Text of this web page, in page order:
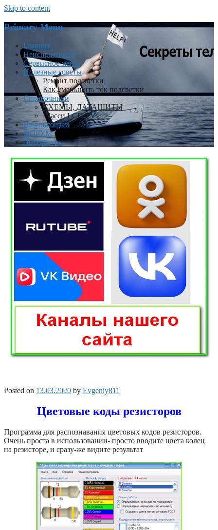
Skip to content
Primary Menu
Главная
Неисправности
Сервисное меню
Полезные советы
Ремонт подсветки
Как уменьшить ток подсветки
Справочники
СХЕМЫ, ДАТАШИТЫ
Шасси LCD TV
Начинающим
ФОРУМ
Литература
Posted on 13.03.2020 by Evgeniy811
Цветовые коды резисторов
Программа для распознавания цветовых кодов резисторов.
Очень проста в использовании- просто вводите цвета колец
на резисторе, и сразу-же видите результат